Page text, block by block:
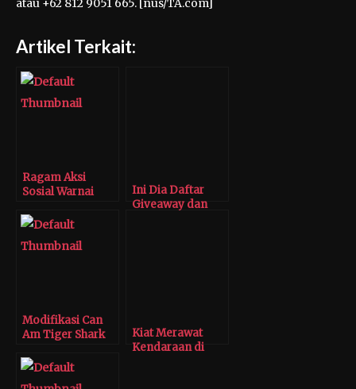
atau +62 812 9051 665. [nus/TA.com]
Artikel Terkait:
Ragam Aksi
Sosial Warnai
Jadi Perdana
Indonesia
Ini Dia Daftar
Giveaway dan
Modifikasi Can
Am Tiger Shark
Kiat Merawat
Kendaraan di